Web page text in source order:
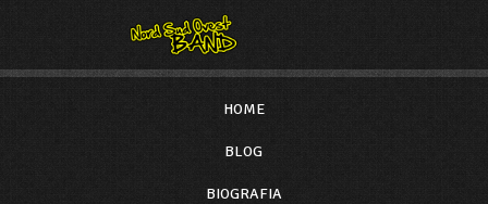
HOME
BLOG
BIOGRAFIA